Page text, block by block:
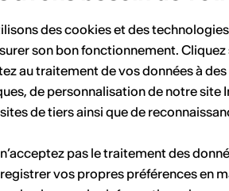
les autres.
dans la vallée du Rhône, le
d’une bonne idée : il a démontré
étonnant éventail de ses
de terrain, notamment pour
les événements de
doué.
des cookies et des
son bon fonctionnement.
au traitement de vos données à
de personnalisation de notre site
de tiers ainsi que de
pas le traitement des
vos propres préférences en